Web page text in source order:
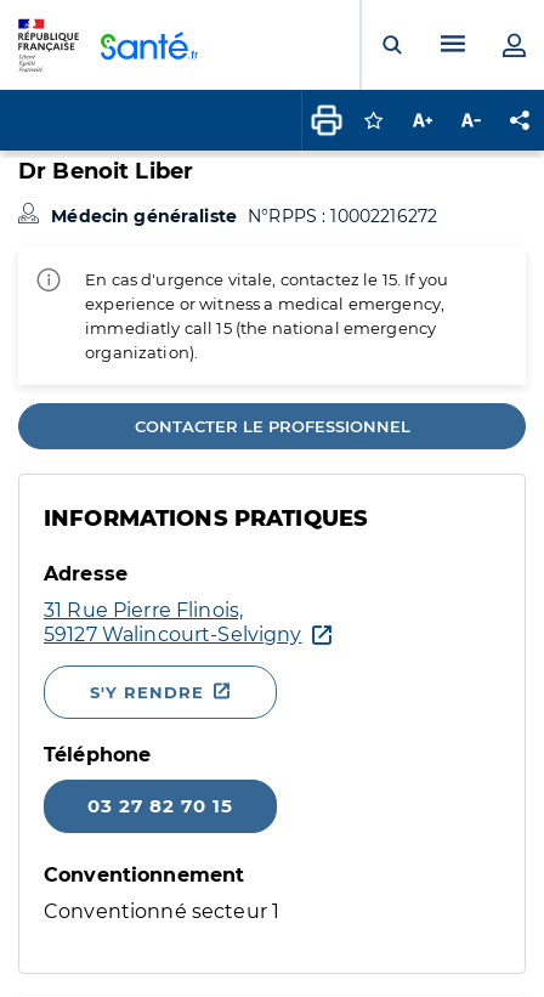
Ouvrir laMenu
Connectez-vous
Augmenter la
Dr Benoit Liber
Médecin généraliste N°RPPS : 10002216272
En cas d'urgence vitale, contactez le 15. If you
experience or witness a medical emergency,
immediatly call 15 (the national emergency
organization).
CONTACTER LE PROFESSIONNEL
INFORMATIONS PRATIQUES
Adresse
31 Rue Pierre Flinois,
59127 Walincourt-Selvigny
S'Y RENDRE
Téléphone
03 27 82 70 15
Conventionnement
Conventionné secteur 1